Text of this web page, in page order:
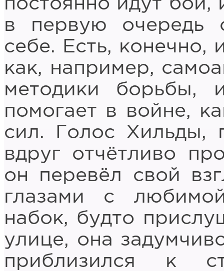
постоянно идут бои,
в первую очередь
себе. Есть, конечно,
как, например,
методики
помогает в войне,
сил. Голос Хильды,
вдруг отчётливо
он перевёл свой
глазами с
набок, будто
улице, она
приблизился к